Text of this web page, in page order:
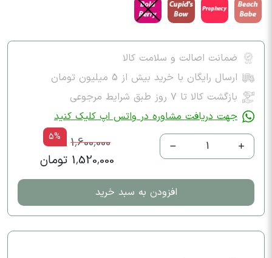
ضمانت اصالت و سلامت کالا
ارسال رایگان با خرید بیش از 5 میلیون تومان
بازگشت کالا تا ۷ روز طبق شرایط مرجوعی
جهت دریافت مشاوره در واتس اپ کلیک کنید
1
1,600,000
5%
1,520,000 تومان
افزودن به سبد خرید